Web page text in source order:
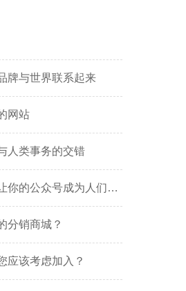
牌与世界联系起来
网站
人类事务的交错
你的公众号成为人们心
分销商城？
应该考虑加入？